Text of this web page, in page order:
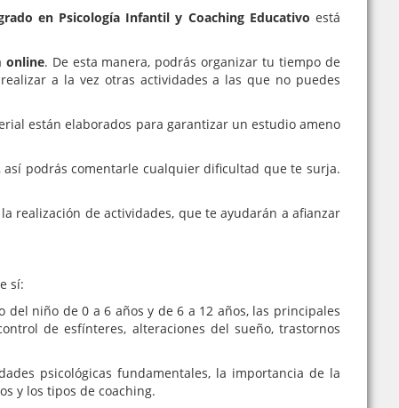
en Psicología Infantil y Coaching Educativoestá
online. De esta manera, podrás organizar tu tiempo de
a la vez otras actividades a las que no puedes
están elaborados para garantizar un estudio ameno
así podrás comentarle cualquier dificultad que te surja.
realización de actividades, que te ayudarán a afianzar
sí:
niño de 0 a 6 años y de 6 a 12 años, las principales
de esfínteres, alteraciones del sueño, trastornos
psicológicas fundamentales, la importancia de la
y los tipos de coaching.